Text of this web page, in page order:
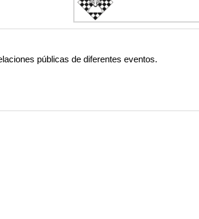
públicas de diferentes eventos.